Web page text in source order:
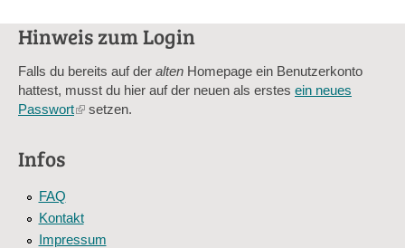
Hinweis zum Login
Falls du bereits auf der alten Homepage ein Benutzerkonto
hattest, musst du hier auf der neuen als erstes ein neues
Passwort(linksetzen.
Infos
FAQ
Kontakt
Impressum